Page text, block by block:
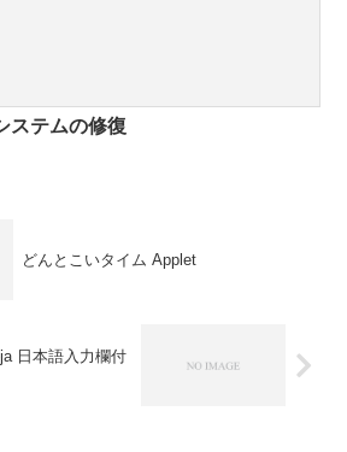
ステムの修復
どんとこいタイム Applet
日本語入力欄付